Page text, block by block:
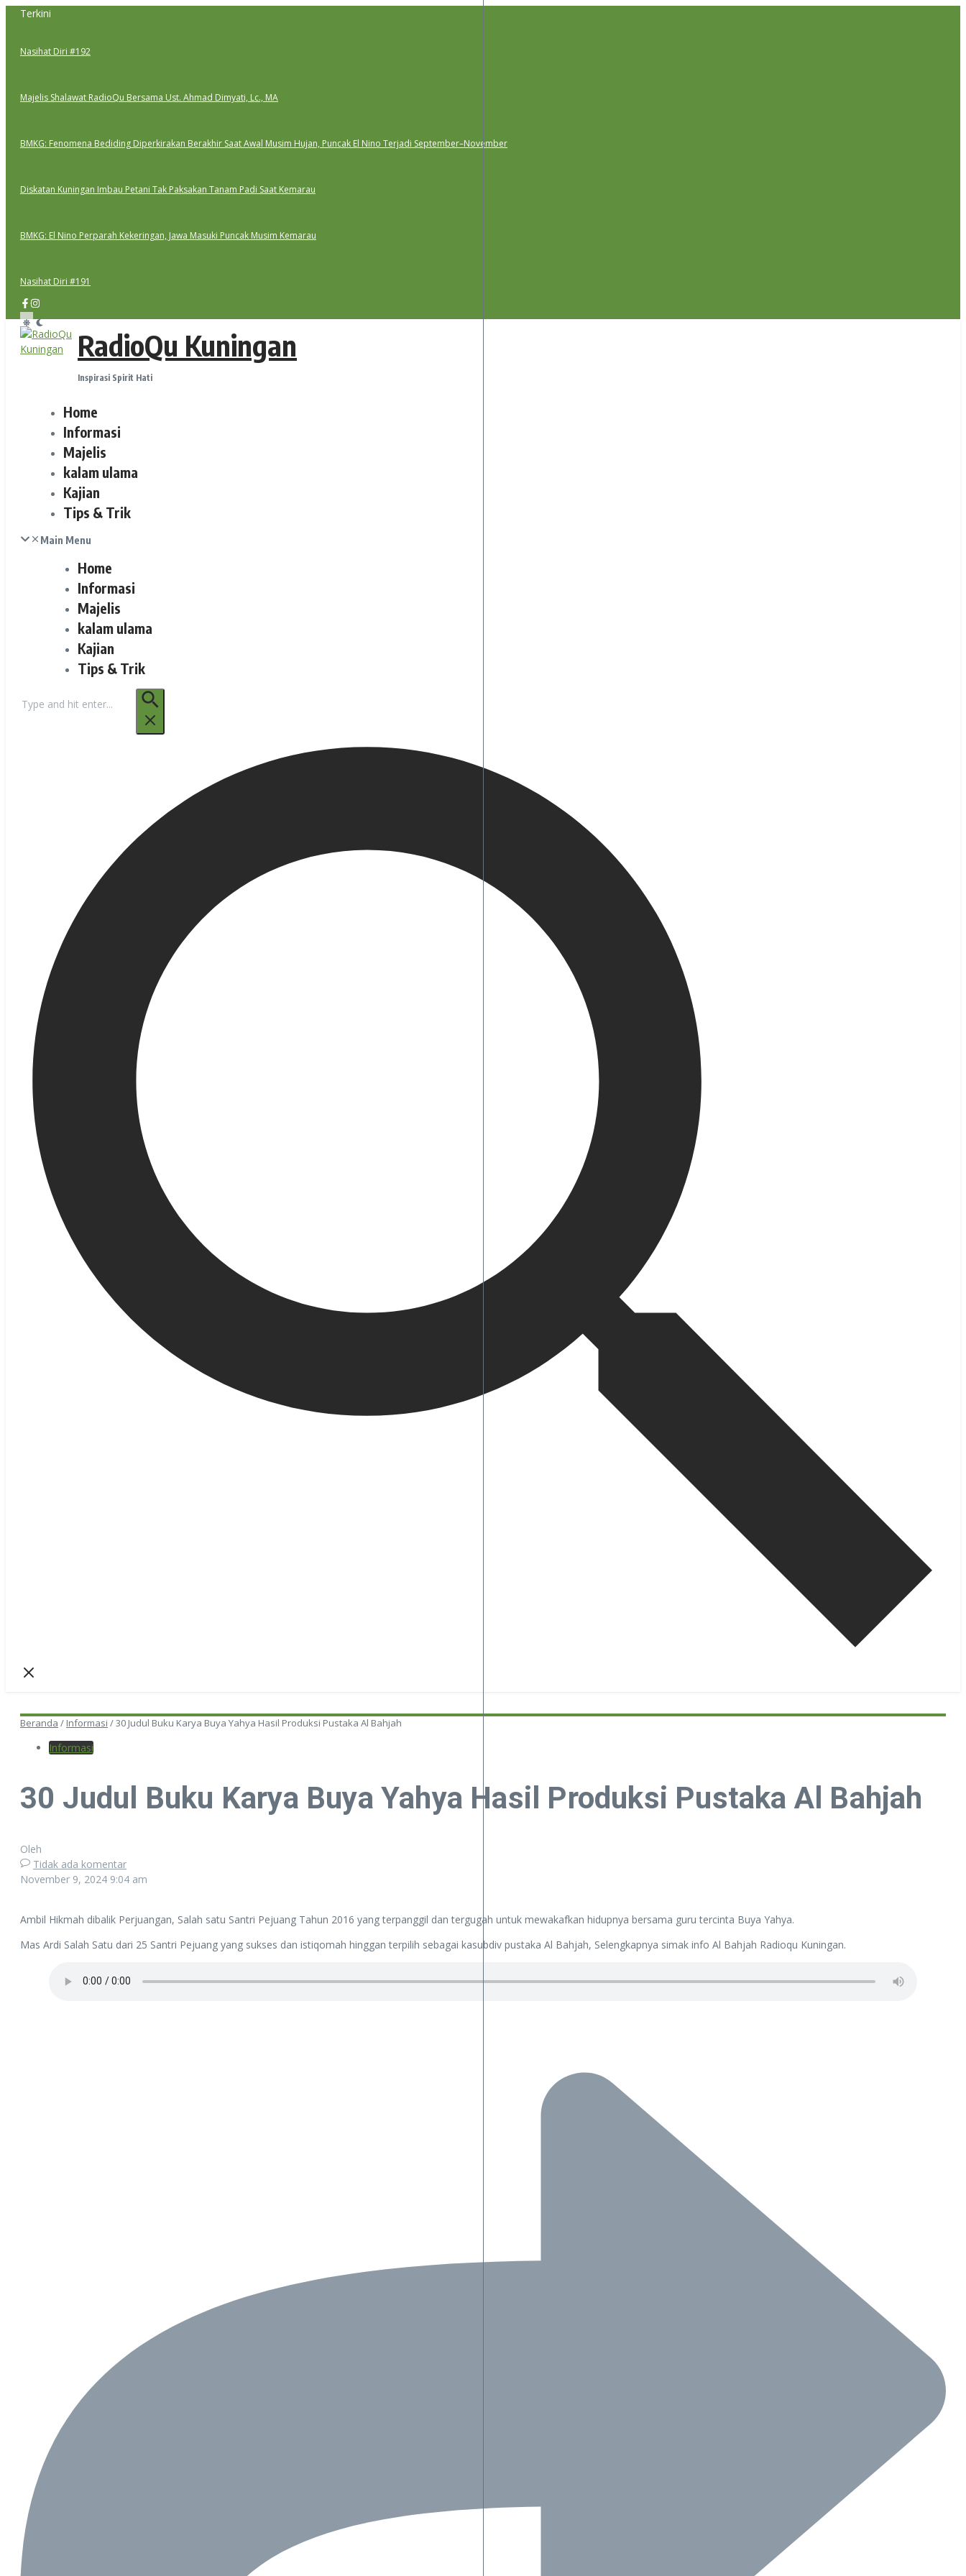
Lewati
Terkini
Nasihat Diri #192
Majelis Shalawat RadioQu Bersama Ust. Ahmad Dimyati, Lc., MA
BMKG: Fenomena Bediding Diperkirakan Berakhir Saat Awal Musim Hujan, Puncak El Nino Terjadi September–November
Diskatan Kuningan Imbau Petani Tak Paksakan Tanam Padi Saat Kemarau
BMKG: El Nino Perparah Kekeringan, Jawa Masuki Puncak Musim Kemarau
Nasihat Diri #191
RadioQu Kuningan
Inspirasi Spirit Hati
Home
Informasi
Majelis
kalam ulama
Kajian
Tips & Trik
Main Menu
Home
Informasi
Majelis
kalam ulama
Kajian
Tips & Trik
untuk:
Beranda / Informasi /30 Judul Buku Karya Buya Yahya Hasil Produksi Pustaka Al Bahjah
Informasi
30 Judul Buku Karya Buya Yahya Hasil Produksi Pustaka Al Bahjah
Oleh
Tidak ada komentar
November 9, 2024 9:04 am
Ambil Hikmah dibalik Perjuangan, Salah satu Santri Pejuang Tahun 2016 yang terpanggil dan tergugah untuk mewakafkan hidupnya bersama guru tercinta Buya Yahya.
Mas Ardi Salah Satu dari 25 Santri Pejuang yang sukses dan istiqomah hinggan terpilih sebagai kasubdiv pustaka Al Bahjah, Selengkapnya simak info Al Bahjah Radioqu Kuningan.